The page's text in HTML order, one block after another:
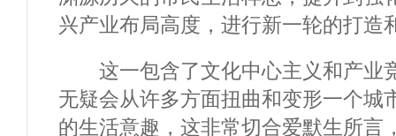
兴产业布局高度，进行新一轮的打造
这一包含了文化中心主义和产业
无疑会从许多方面扭曲和变形一个城
的生活意趣，这非常切合爱默生所言